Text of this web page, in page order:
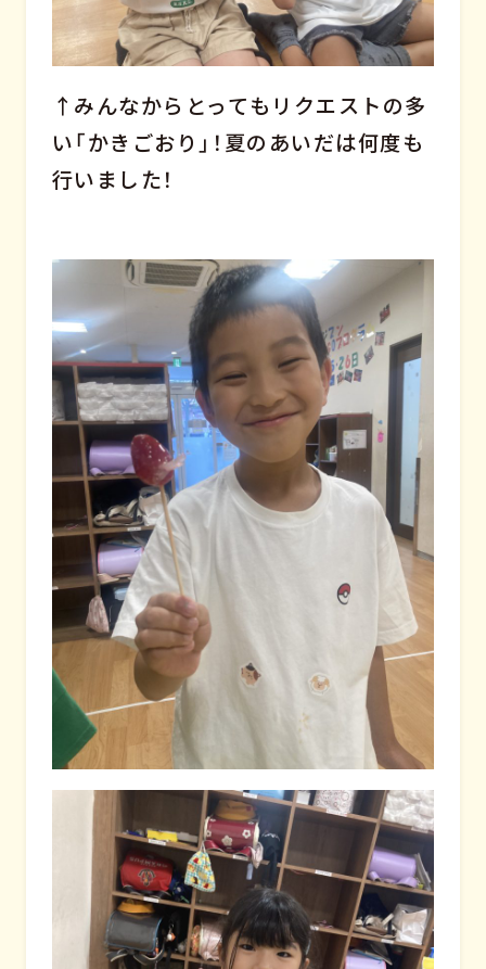
↑みんなからとってもリクエストの多
い「かきごおり」！夏のあいだは何度も
行いました！